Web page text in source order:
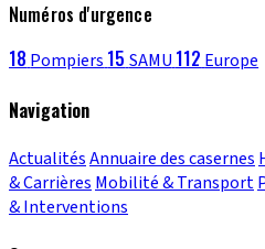
Numéros d'urgence
18 Pompiers 15 SAMU 112 Europe
Navigation
ActualitésAnnuaire des casernes
& Carrières Mobilité & Transport
& Interventions